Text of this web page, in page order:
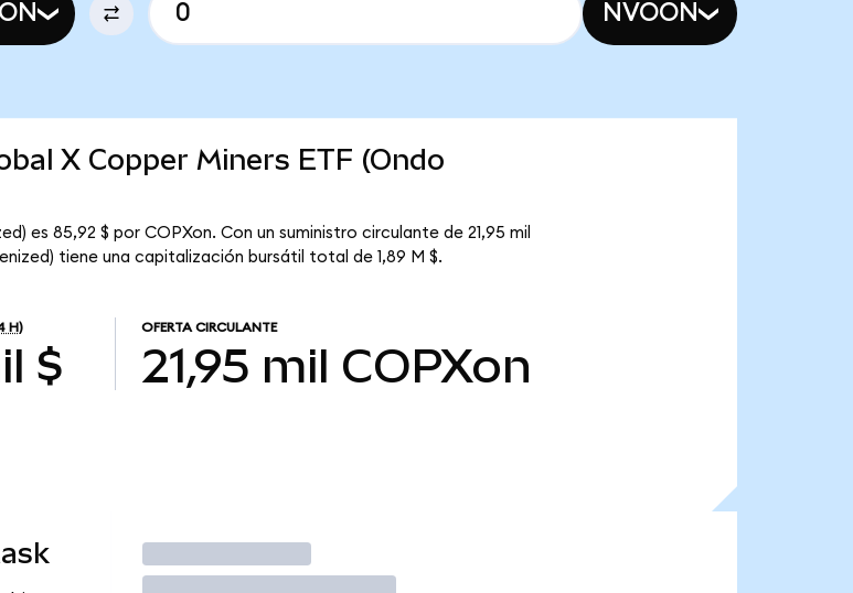
NVOON
X Copper Miners ETF (Ondo
es 85,92 $ por COPXon. Con un suministro circulante de 21,95 mil
tiene una capitalización bursátil total de 1,89 M $.
H)
$
OFERTA CIRCULANTE
21,95 mil COPXon
Operar